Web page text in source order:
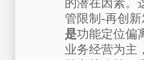
的潜在因素。
管限制-再创
是功能定位偏
业务经营为主